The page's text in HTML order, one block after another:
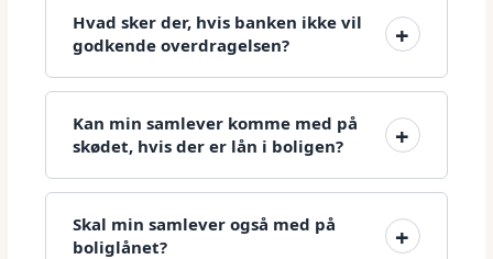
Hvad sker der, hvis banken ikke vil
godkende overdragelsen?
Kan min samlever komme med på
skødet, hvis der er lån i boligen?
Skal min samlever også med på
boliglånet?